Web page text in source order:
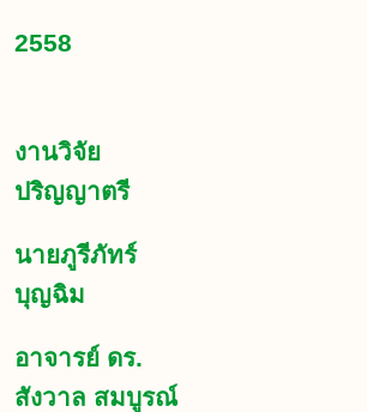
2558
งานวิจัย
ปริญญาตรี
นายภูรีภัทร์
บุญฉิม
อาจารย์ ดร.
สังวาล สมบูรณ์